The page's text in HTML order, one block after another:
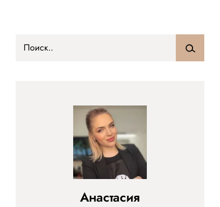
Анастасия